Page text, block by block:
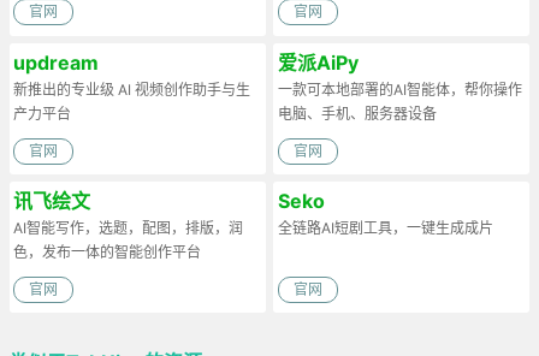
官网 官网
updream
新推出的专业级 AI 视频创作助手与生
产力平台
官网
爱派AiPy
一款可本地部署的AI智能体，帮你操作
电脑、手机、服务器设备
官网
讯飞绘文
AI智能写作，选题，配图，排版，润
色，发布一体的智能创作平台
官网
Seko
全链路AI短剧工具，一键生成成片
官网